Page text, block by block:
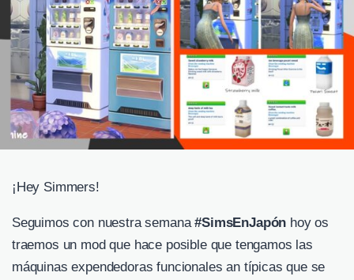
¡Hey Simmers!
Seguimos con nuestra semana#SimsEnJapón hoy os
traemos un mod que hace posible que tengamos las
máquinas expendedoras funcionales an típicas que se